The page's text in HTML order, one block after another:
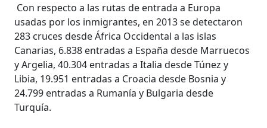
Con respecto a las rutas de entrada a Europa
usadas por los inmigrantes, en 2013 se detectaron
283 cruces desde África Occidental a las islas
Canarias, 6.838 entradas a España desde Marruecos
y Argelia, 40.304 entradas a Italia desde Túnez y
Libia, 19.951 entradas a Croacia desde Bosnia y
24.799 entradas a Rumanía y Bulgaria desde
Turquía.